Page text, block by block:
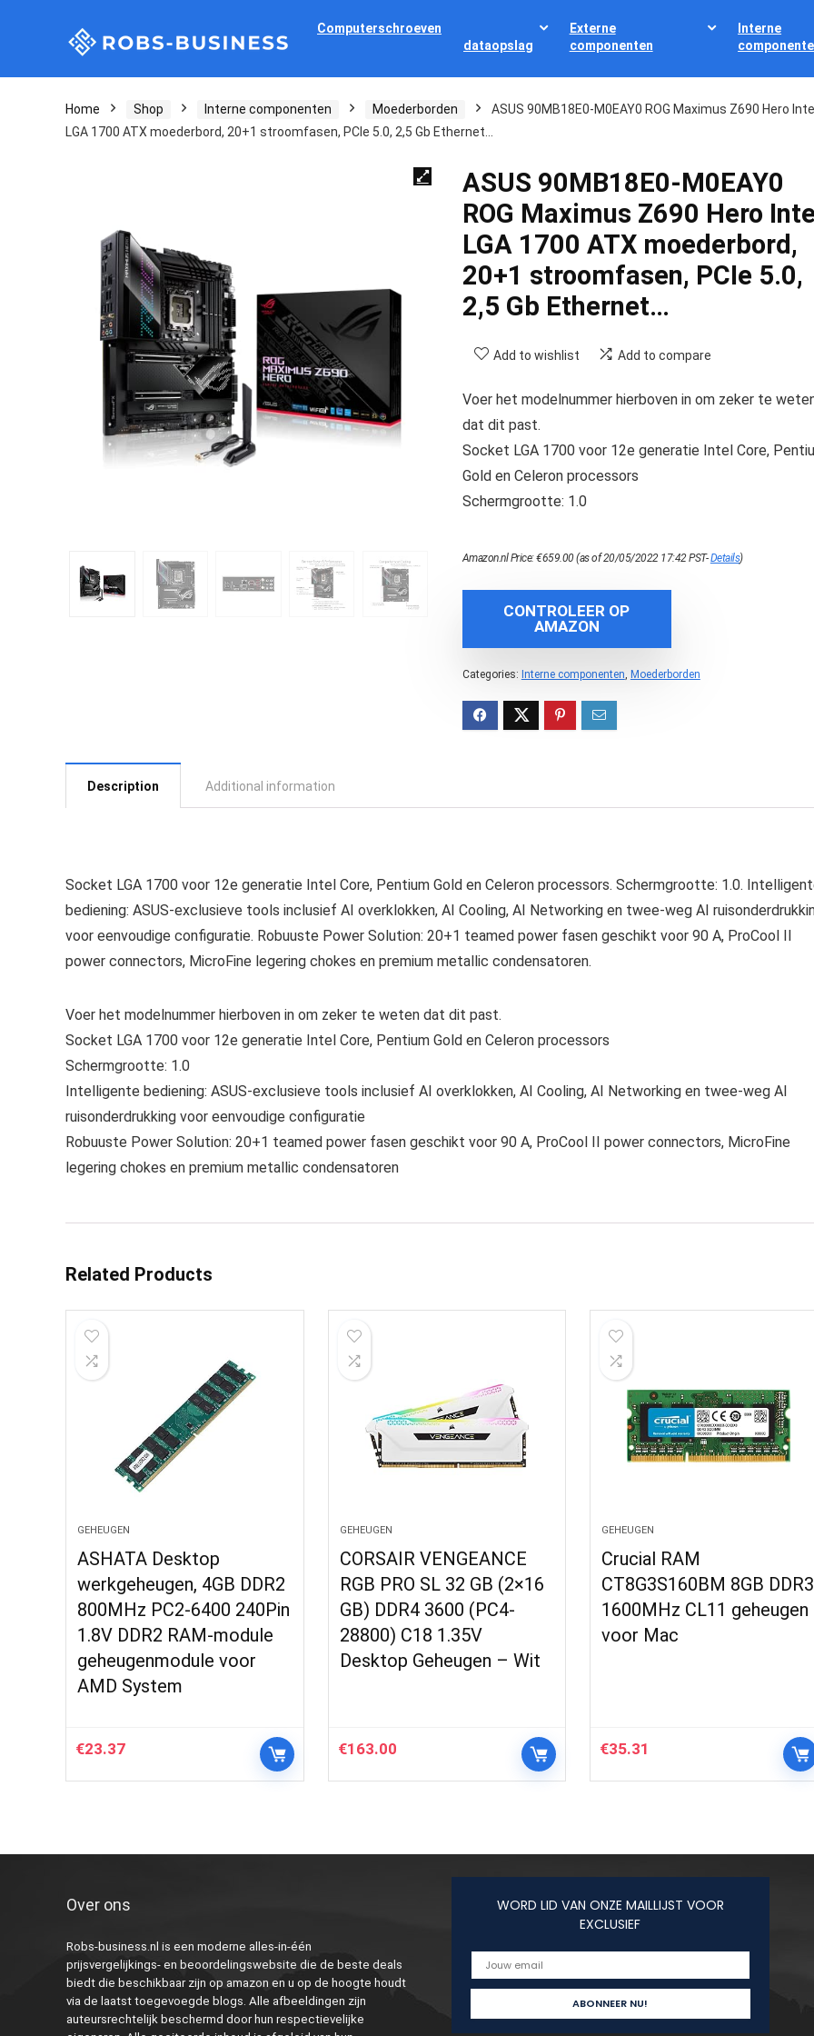
Computerschroeven
dataopslag
Externe
componenten
Interne
Home Shop Interne componenten Moederborden
ASUS 90MB18E0-M0EAY0 ROG Maximus Z690 Hero Intel
LGA 1700 ATX moederbord, 20+1 stroomfasen, PCIe 5.0, 2,5 Gb Ethernet…
ASUS 90MB18E0-M0EAY0
ROG Maximus Z690 Hero Intel
LGA 1700 ATX moederbord,
20+1 stroomfasen, PCIe 5.0,
2,5 Gb Ethernet…
Add to wishlist Add to compare
Voer het modelnummer hierboven in om zeker te
dat dit past.
Socket LGA 1700 voor 12e generatie Intel Core,
Gold en Celeron processors
Schermgrootte: 1.0
Amazon.nl Price:€659.00(as of 20/05/2022 17:42 PST-Details)
CONTROLEER OP
AMAZON
Categories: Interne componenten, Moederborden
Description Additional information
Socket LGA 1700 voor 12e generatie Intel Core, Pentium Gold en Celeron processors. Schermgrootte: 1.0.
bediening: ASUS-exclusieve tools inclusief AI overklokken, AI Cooling, AI Networking en twee-weg AI
voor eenvoudige configuratie. Robuuste Power Solution: 20+1 teamed power fasen geschikt voor 90 A, ProCool II
power connectors, MicroFine legering chokes en premium metallic condensatoren.
Voer het modelnummer hierboven in om zeker te weten dat dit past.
Socket LGA 1700 voor 12e generatie Intel Core, Pentium Gold en Celeron processors
Schermgrootte: 1.0
Intelligente bediening: ASUS-exclusieve tools inclusief AI overklokken, AI Cooling, AI Networking en twee-weg AI
ruisonderdrukking voor eenvoudige configuratie
Robuuste Power Solution: 20+1 teamed power fasen geschikt voor 90 A, ProCool II power connectors, MicroFine
legering chokes en premium metallic condensatoren
Related Products
GEHEUGEN
ASHATA Desktop
werkgeheugen, 4GB DDR2
800MHz PC2-6400 240Pin
1.8V DDR2 RAM-module
geheugenmodule voor
AMD System
€23.37
GEHEUGEN
CORSAIR VENGEANCE
RGB PRO SL 32 GB (2×16
GB) DDR4 3600 (PC4-
28800) C18 1.35V
Desktop Geheugen – Wit
€163.00
GEHEUGEN
Crucial RAM
CT8G3S160BM 8GB DDR3
1600MHz CL11 geheugen
voor Mac
€35.31
Over ons
Robs-business.nl is een moderne alles-in-één
prijsvergelijkings- en beoordelingswebsite die de beste deals
biedt die beschikbaar zijn op amazon en u op de hoogte houdt
via de laatst toegevoegde blogs. Alle afbeeldingen zijn
auteursrechtelijk beschermd door hun respectievelijke
WORD LID VAN ONZE MAILLIJST VOOR
EXCLUSIEF